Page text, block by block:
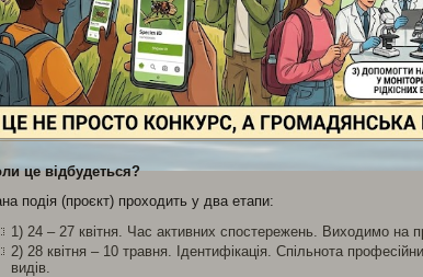
це відбудеться?
подія (проєкт) проходить у два етапи:
1) 24 – 27 квітня. Час активних спостережень. Виходимо на
2) 28 квітня – 10 травня. Ідентифікація. Спільнота
видів.